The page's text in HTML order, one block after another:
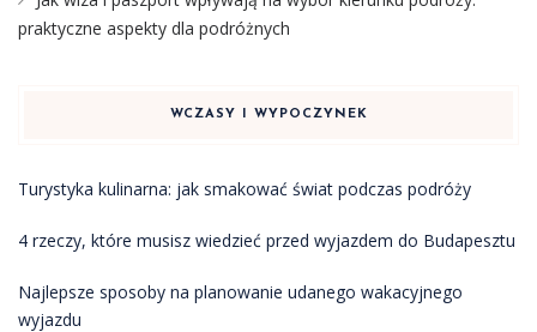
praktyczne aspekty dla podróżnych
WCZASY I WYPOCZYNEK
Turystyka kulinarna: jak smakować świat podczas podróży
4 rzeczy, które musisz wiedzieć przed wyjazdem do Budapesztu
Najlepsze sposoby na planowanie udanego wakacyjnego
wyjazdu